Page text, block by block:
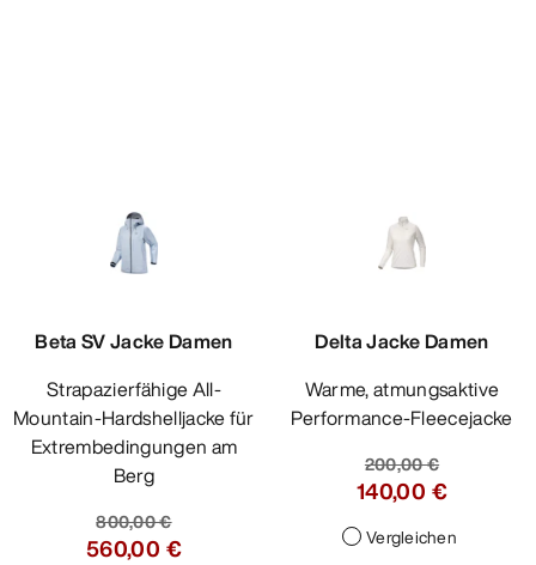
Beta SV Jacke Damen
Strapazierfähige All-
Mountain-Hardshelljacke für
Extrembedingungen am
Berg
800,00 €
560,00 €
Delta Jacke Damen
Warme, atmungsaktive
Performance-Fleecejacke
200,00 €
140,00 €
Vergleichen